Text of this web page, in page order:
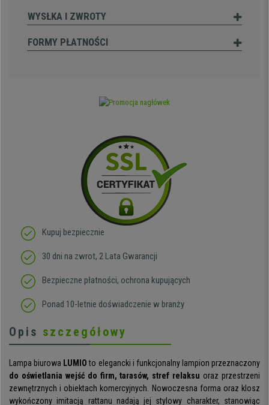
WYSŁKA I ZWROTY
FORMY PŁATNOŚCI
Kupuj bezpiecznie
30 dni na zwrot, 2 Lata Gwarancji
Bezpieczne płatności, ochrona kupujących
Ponad 10-letnie doświadczenie w branży
Opis szczegółowy
Lampa biurowa LUMIOto elegancki i funkcjonalny lampion przeznaczony
do oświetlania wejść do firm, tarasów, stref relaksu oraz przestrzeni
zewnętrznych i obiektach komercyjnych. Nowoczesna forma oraz klosz
wykończony imitacją rattanu nadają jej stylowy charakter, stanowiąc